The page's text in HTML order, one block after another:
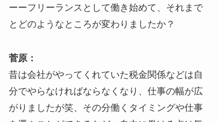
ーーフリーランスとして働き始めて、それまで
とどのようなところが変わりましたか？
菅原：
昔は会社がやってくれていた税金関係などは自
分でやらなければならなくなり、仕事の幅が広
がりましたが笑、その分働くタイミングや仕事